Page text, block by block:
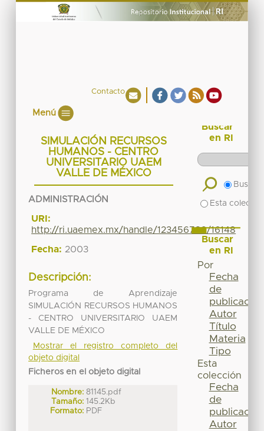
Contacto
Menú
SIMULACIÓN RECURSOS
HUMANOS - CENTRO
UNIVERSITARIO UAEM
VALLE DE MÉXICO
ADMINISTRACIÓN
URI:
http://ri.uaemex.mx/handle/123456789/16148
Fecha: 2003
Descripción:
Programa de Aprendizaje
SIMULACIÓN RECURSOS HUMANOS
- CENTRO UNIVERSITARIO UAEM
VALLE DE MÉXICO
Mostrar el registro completo del
objeto digital
Ficheros en el objeto digital
Nombre: 81145.pdf
Tamaño: 145.2Kb
Formato: PDF
Buscar
en RI
Buscar
Esta
Buscar
en RI
Por
Fecha
de
publicación
Autor
Título
Materia
Tipo
Esta
colección
Fecha
de
publicación
Autor